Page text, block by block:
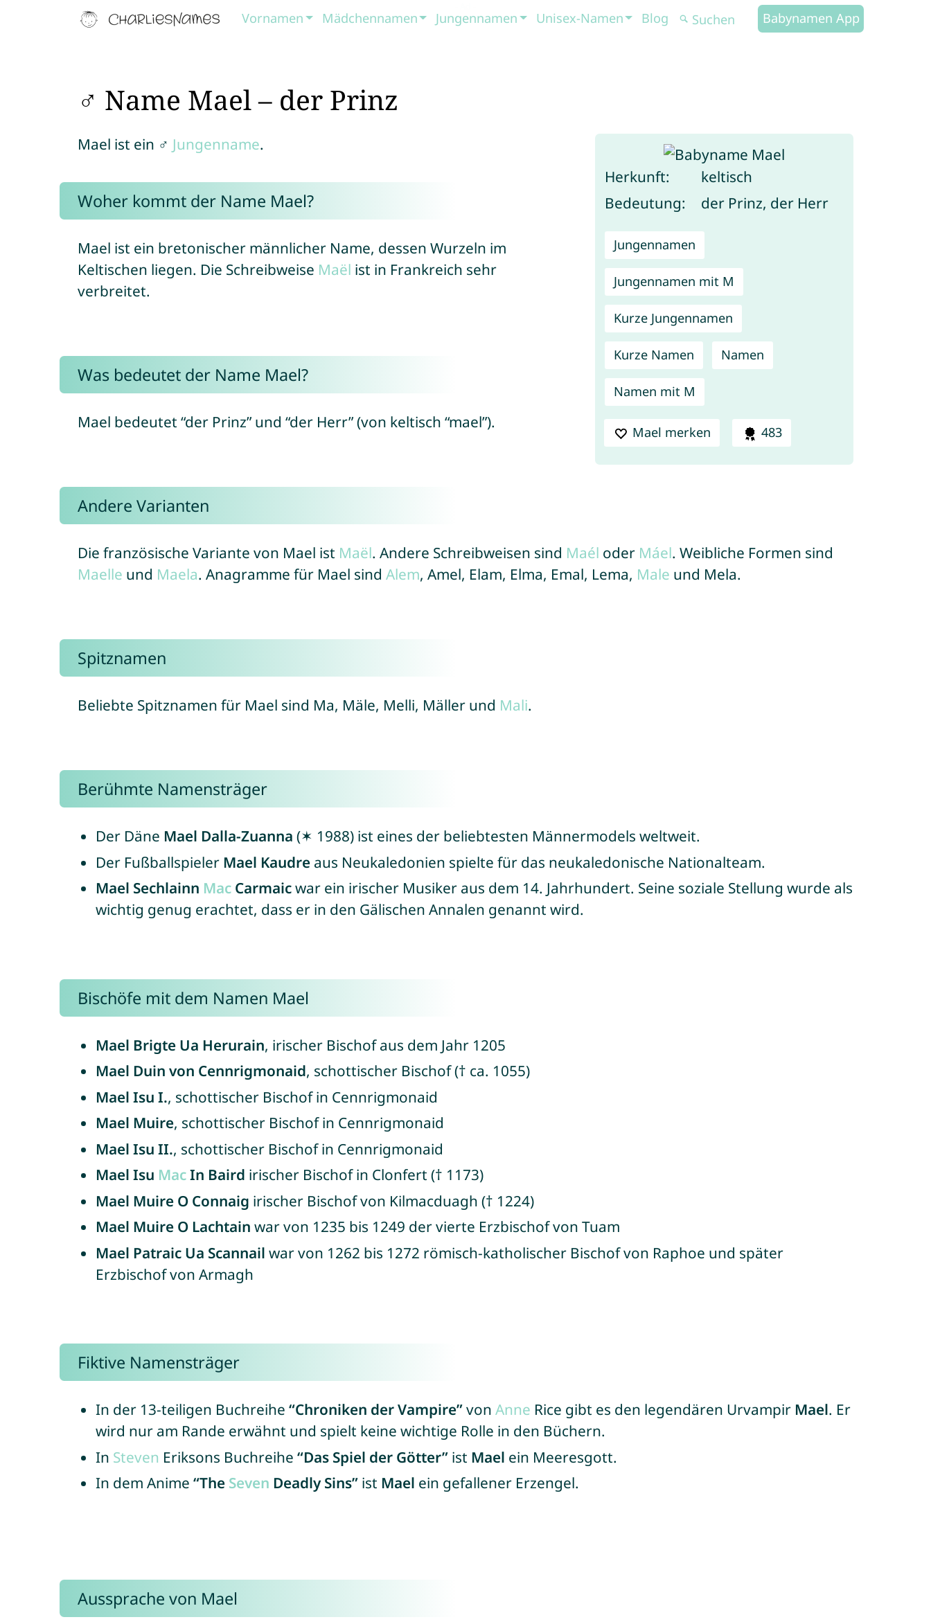
Vornamen Mädchennamen Jungennamen Unisex-Namen Blog Babynamen App
♂ Name Mael – der Prinz
Herkunft:
keltisch
Bedeutung:
der Prinz, der Herr
Jungennamen
Jungennamen mit M
Kurze Jungennamen
Kurze Namen Namen
Namen mit M
Mael merken 483
Mael ist ein ♂ Jungenname.
Woher kommt der Name Mael?
Mael ist ein bretonischer männlicher Name, dessen Wurzeln im
Keltischen liegen. Die Schreibweise Maël ist in Frankreich sehr
verbreitet.
Was bedeutet der Name Mael?
Mael bedeutet “der Prinz” und “der Herr” (von keltisch “mael”).
Andere Varianten
Die französische Variante von Mael ist Maël. Andere Schreibweisen sind Maél oder Máel. Weibliche Formen sind
Maelle und Maela. Anagramme für Mael sind Alem, Amel, Elam, Elma, Emal, Lema, Male und Mela.
Spitznamen
Beliebte Spitznamen für Mael sind Ma, Mäle, Melli, Mäller und Mali.
Berühmte Namensträger
Der Däne Mael Dalla-Zuanna (✶ 1988) ist eines der beliebtesten Männermodels weltweit.
Der Fußballspieler Mael Kaudreaus Neukaledonien spielte für das neukaledonische Nationalteam.
Mael Sechlainn MacCarmaicwar ein irischer Musiker aus dem 14. Jahrhundert. Seine soziale Stellung wurde als
wichtig genug erachtet, dass er in den Gälischen Annalen genannt wird.
Bischöfe mit dem Namen Mael
Mael Brigte Ua Herurain, irischer Bischof aus dem Jahr 1205
Mael Duin von Cennrigmonaid, schottischer Bischof († ca. 1055)
Mael Isu I., schottischer Bischof in Cennrigmonaid
Mael Muire, schottischer Bischof in Cennrigmonaid
Mael Isu II., schottischer Bischof in Cennrigmonaid
Mael Isu MacIn Baird irischer Bischof in Clonfert († 1173)
Mael Muire O Connaig irischer Bischof von Kilmacduagh († 1224)
Mael Muire O Lachtain war von 1235 bis 1249 der vierte Erzbischof von Tuam
Mael Patraic Ua Scannail war von 1262 bis 1272 römisch-katholischer Bischof von Raphoe und später
Erzbischof von Armagh
Fiktive Namensträger
In der 13-teiligen Buchreihe “Chroniken der Vampire”von Anne Rice gibt es den legendären Urvampir Mael. Er
wird nur am Rande erwähnt und spielt keine wichtige Rolle in den Büchern.
In Steven Eriksons Buchreihe “Das Spiel der Götter”ist Mael ein Meeresgott.
In dem Anime “The Seven Deadly Sins”ist Mael ein gefallener Erzengel.
Aussprache von Mael